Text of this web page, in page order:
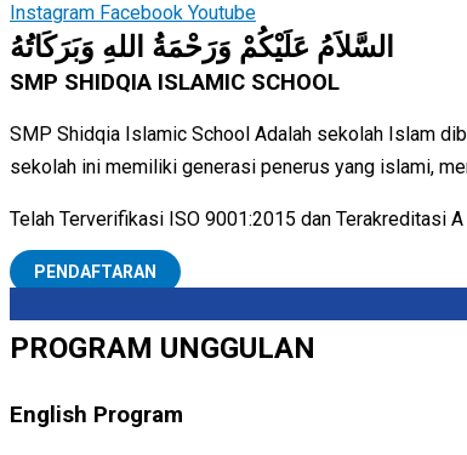
Instagram Facebook Youtube
السَّلاَمُ عَلَيْكُمْ وَرَحْمَةُ اللهِ وَبَرَكَاتُهُ
SMP SHIDQIA ISLAMIC SCHOOL
SMP Shidqia Islamic School Adalah sekolah Islam
sekolah ini memiliki generasi penerus yang islami,
Telah Terverifikasi ISO 9001:2015 dan Terakreditasi A
PENDAFTARAN
PROGRAM UNGGULAN
English Program